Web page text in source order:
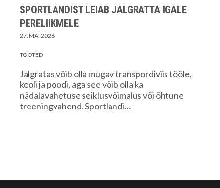
SPORTLANDIST LEIAB JALGRATTA IGALE
PERELIIKMELE
27. MAI 2026
TOOTED
Jalgratas võib olla mugav transpordiviis tööle,
kooli ja poodi, aga see võib olla ka
nädalavahetuse seiklusvõimalus või õhtune
treeningvahend. Sportlandi…